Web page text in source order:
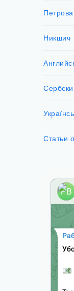
Никшич
Статьи